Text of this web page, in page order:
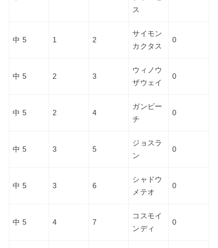
ス
中 5 1 2
サイモン
カクタス
0
中 5 2 3
ウィノウ
ザウェイ
0
中 5 2 4
ガンビー
チ
0
中 5 3 5
ジョスラ
ン
0
中 5 3 6
シャドウ
メテオ
0
中 5 4 7
コスモイ
ンディ
0